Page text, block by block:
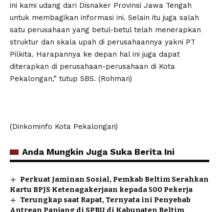
ini kami udang dari Disnaker Provinsi Jawa Tengah
untuk membagikan informasi ini. Selain itu juga salah
satu perusahaan yang betul-betul telah menerapkan
struktur dan skala upah di perusahaannya yakni PT
Pilkita. Harapannya ke depan hal ini juga dapat
diterapkan di perusahaan-perusahaan di Kota
Pekalongan,” tutup SBS. (Rohman)
(Dinkominfo Kota Pekalongan)
Anda Mungkin Juga Suka Berita Ini
Perkuat Jaminan Sosial, Pemkab Beltim Serahkan
Kartu BPJS Ketenagakerjaan kepada 500 Pekerja
Terungkap saat Rapat, Ternyata ini Penyebab
Antrean Panjang di SPBU di Kabupaten Beltim